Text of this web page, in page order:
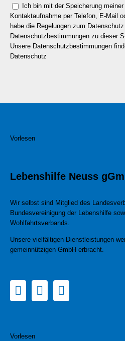
Ich bin mit der Speicherung
Kontaktaufnahme per Telefon, E-Mail
habe die Regelungen zum
Datenschutzbestimmungen zu dieser
Unsere Datenschutzbestimmungen
Datenschutz
Vorlesen
Lebenshilfe Neuss
Wir selbst sind Mitglied des
Bundesvereinigung der Lebenshilfe
Wohlfahrtsverbands.
Unsere vielfältigen Dienstleistungen
gemeinnützigen GmbH erbracht.
Vorlesen